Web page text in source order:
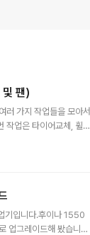
팬)
러 가지 작업들을 모아서
작업은 타이어교체, 휠
르고 관리를 해줬으면 조
어는 아직 멀쩡한
신경을 안 써서 몰랐는
요.조립 시 타이어 비드
기입니다.후이나 1550
업그레이드해 봤습니다.